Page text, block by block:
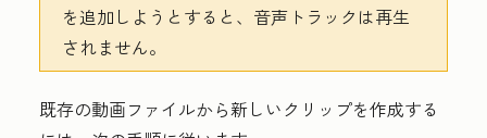
を追加しようとすると、音声トラックは再生
されません。
既存の動画ファイルから新しいクリップを作成する